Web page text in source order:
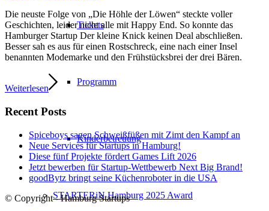
Tickets
Programm
Kinderbetreuung
STARTERiN Hamburg 2025 Award
Die neuste Folge von „Die Höhle der Löwen“ steckte voller
Geschichten, leider nicht alle mit Happy End. So konnte das
Hamburger Startup Der kleine Knick keinen Deal abschließen.
Besser sah es aus für einen Rostschreck, eine nach einer Insel
benannten Modemarke und den Frühstücksbrei der drei Bären.
Weiterlesen
Recent Posts
Spiceboys sagen Schweißfüßen mit Zimt den Kampf an
Neue Services für Startups in Hamburg!
Diese fünf Projekte fördert Games Lift 2026
Jetzt bewerben für Startup-Wettbewerb Next Big Brand!
goodBytz bringt seine Küchenroboter in die USA
© Copyright - Hamburg Startups